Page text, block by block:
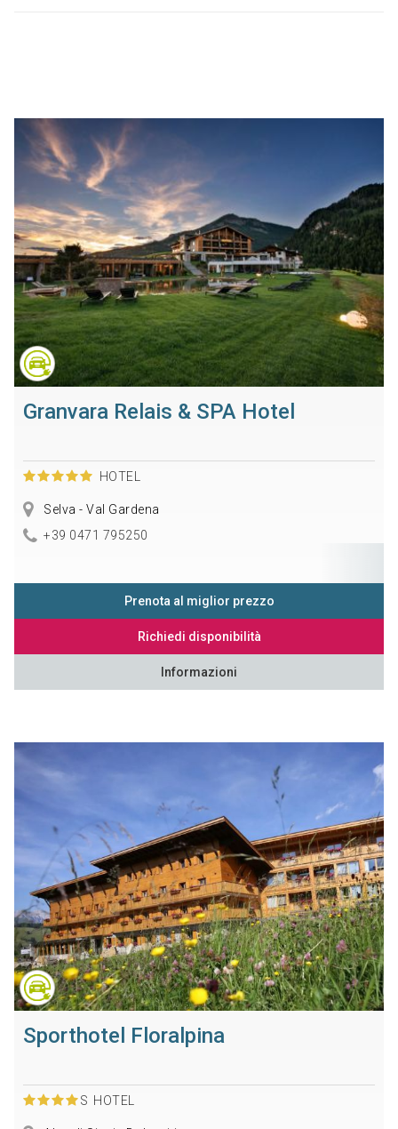
Granvara Relais & SPA Hotel
HOTEL
Selva - Val Gardena
+39 0471 795250
Prenota al miglior prezzo
Richiedi disponibilità
Informazioni
Sporthotel Floralpina
S HOTEL